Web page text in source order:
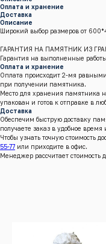
Оплата и хранение
Доставка
Описание
Широкий выбор размеров от
ГАРАНТИЯ НА ПАМЯТНИК ИЗ
Гарантия на выполненные
Оплата и хранение
Оплата происходит 2-мя
при получении памятника.
Место для хранения памятника
упакован и готов к отправке в
Доставка
Обеспечим быструю доставку
получаете заказ в удобное время
Чтобы узнать точную стоимость
55-77 или приходите в офис.
Менеджер рассчитает стоимость